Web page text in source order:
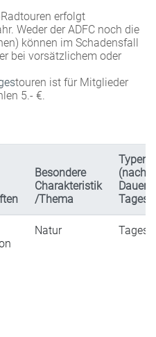
Radtouren erfolgt
Weder der ADFC noch die
können im Schadensfall
bei vorsätzlichem oder
touren ist für Mitglieder
5.- €.
Besondere
Charakteristik
/Thema
Typen
(nach
Dauer
Natur